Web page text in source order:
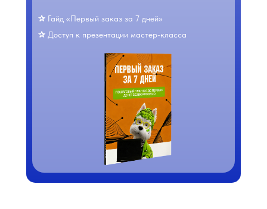
✰ Гайд «Первый заказ за 7 дней»
✰ Доступ к презентации мастер-класса